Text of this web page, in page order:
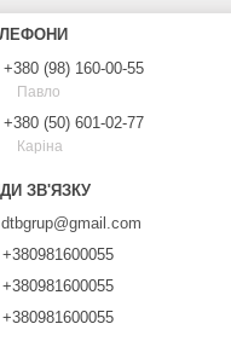
+380 (98) 160-00-55
Павло
+380 (50) 601-02-77
Каріна
dtbgrup@gmail.com
+380981600055
+380981600055
+380981600055